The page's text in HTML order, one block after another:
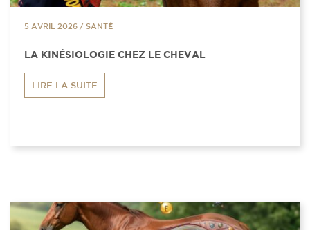
5 AVRIL 2026 / SANTÉ
LA KINÉSIOLOGIE CHEZ LE CHEVAL
LIRE LA SUITE